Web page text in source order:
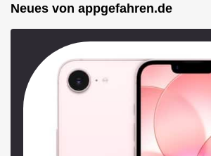
Neues von appgefahren.de